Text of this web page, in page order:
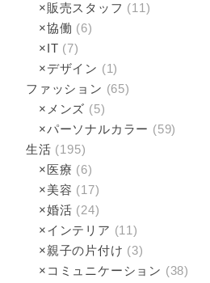
×販売スタッフ (11)
×協働 (6)
×IT (7)
×デザイン (1)
ファッション (65)
×メンズ (5)
×パーソナルカラー (59)
生活 (195)
×医療 (6)
×美容 (17)
×婚活 (24)
×インテリア (11)
×親子の片付け (3)
×コミュニケーション (38)